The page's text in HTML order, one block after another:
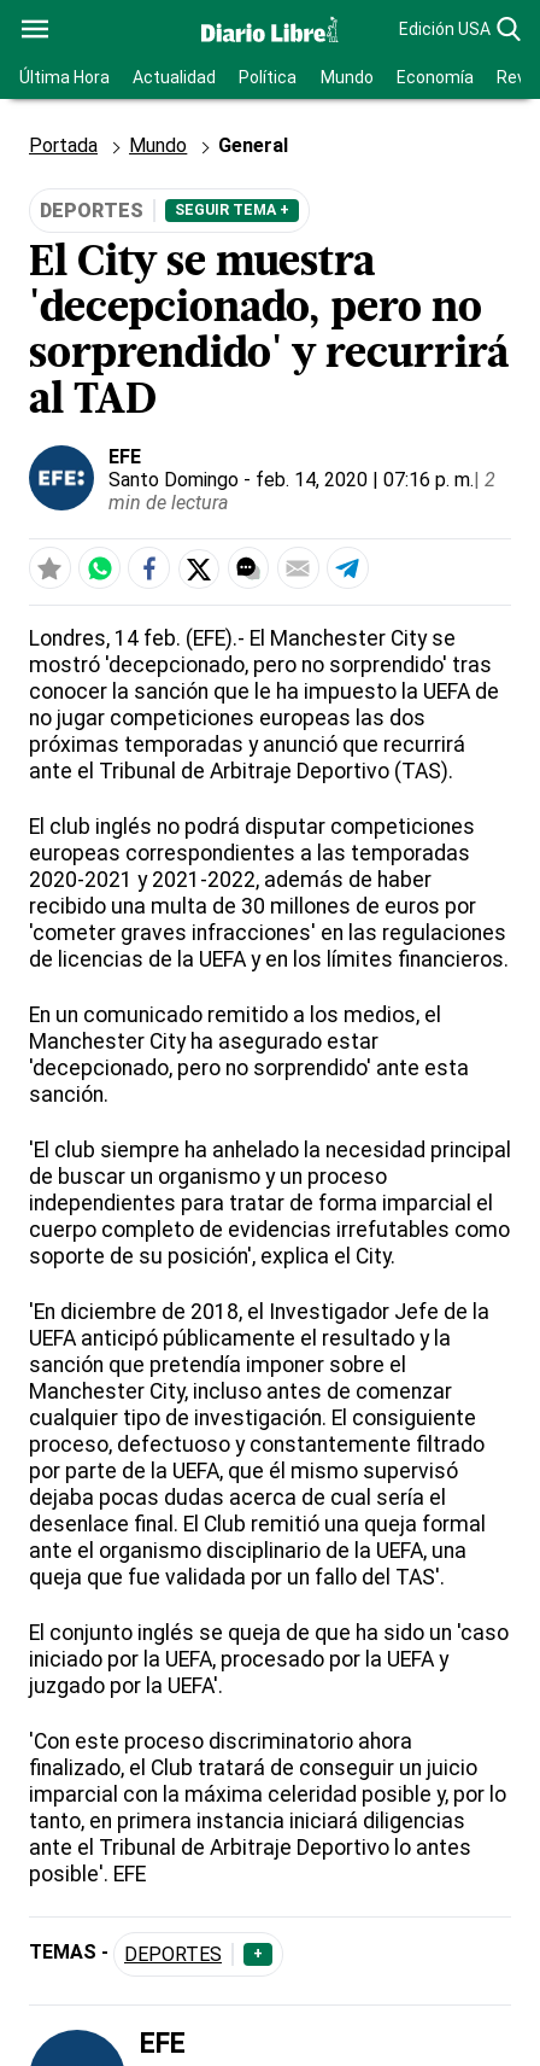
Edición USA
Última Hora Actualidad Política Mundo Economía
Portada Mundo General
DEPORTES SEGUIR TEMA +
El City se muestra
'decepcionado, pero no
sorprendido' y recurrirá
al TAD
EFE
Santo Domingo - feb. 14, 2020 | 07:16 p. m.| 2
min de lectura
Londres, 14 feb. (EFE).- El Manchester City se
mostró 'decepcionado, pero no sorprendido' tras
conocer la sanción que le ha impuesto la UEFA de
no jugar competiciones europeas las dos
próximas temporadas y anunció que recurrirá
ante el Tribunal de Arbitraje Deportivo (TAS).
El club inglés no podrá disputar competiciones
europeas correspondientes a las temporadas
2020-2021 y 2021-2022, además de haber
recibido una multa de 30 millones de euros por
'cometer graves infracciones' en las regulaciones
de licencias de la UEFA y en los límites financieros.
En un comunicado remitido a los medios, el
Manchester City ha asegurado estar
'decepcionado, pero no sorprendido' ante esta
sanción.
'El club siempre ha anhelado la necesidad principal
de buscar un organismo y un proceso
independientes para tratar de forma imparcial el
cuerpo completo de evidencias irrefutables como
soporte de su posición', explica el City.
'En diciembre de 2018, el Investigador Jefe de la
UEFA anticipó públicamente el resultado y la
sanción que pretendía imponer sobre el
Manchester City, incluso antes de comenzar
cualquier tipo de investigación. El consiguiente
proceso, defectuoso y constantemente filtrado
por parte de la UEFA, que él mismo supervisó
dejaba pocas dudas acerca de cual sería el
desenlace final. El Club remitió una queja formal
ante el organismo disciplinario de la UEFA, una
queja que fue validada por un fallo del TAS'.
El conjunto inglés se queja de que ha sido un 'caso
iniciado por la UEFA, procesado por la UEFA y
juzgado por la UEFA'.
'Con este proceso discriminatorio ahora
finalizado, el Club tratará de conseguir un juicio
imparcial con la máxima celeridad posible y, por lo
tanto, en primera instancia iniciará diligencias
ante el Tribunal de Arbitraje Deportivo lo antes
posible'. EFE
TEMAS - DEPORTES +
EFE